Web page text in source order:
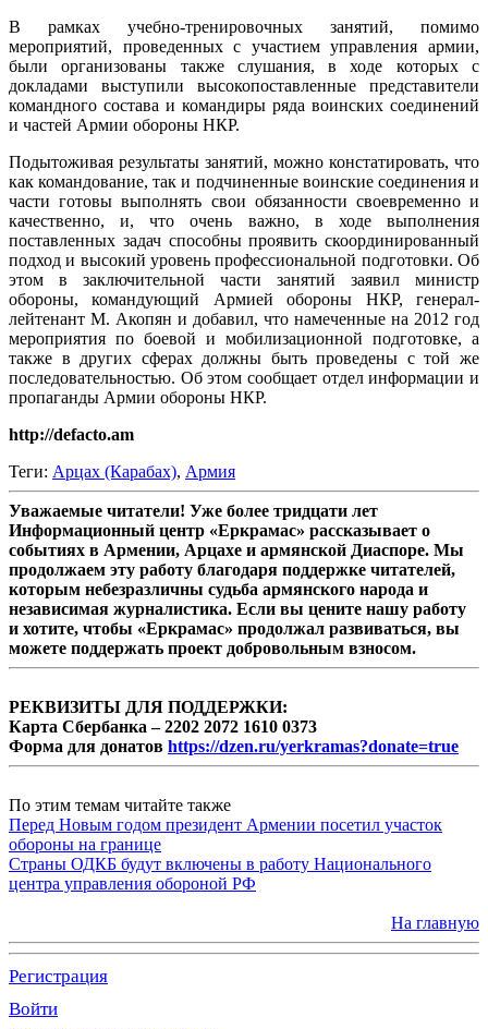
В рамках учебно-тренировочных занятий, помимо
мероприятий, проведенных с участием управления армии,
были организованы также слушания, в ходе которых с
докладами выступили высокопоставленные представители
командного состава и командиры ряда воинских соединений
и частей Армии обороны НКР.
Подытоживая результаты занятий, можно констатировать, что
как командование, так и подчиненные воинские соединения и
части готовы выполнять свои обязанности своевременно и
качественно, и, что очень важно, в ходе выполнения
поставленных задач способны проявить скоординированный
подход и высокий уровень профессиональной подготовки. Об
этом в заключительной части занятий заявил министр
обороны, командующий Армией обороны НКР, генерал-
лейтенант М. Акопян и добавил, что намеченные на 2012 год
мероприятия по боевой и мобилизационной подготовке, а
также в других сферах должны быть проведены с той же
последовательностью. Об этом сообщает отдел информации и
пропаганды Армии обороны НКР.
http://defacto.am
Теги: Арцах (Карабах), Армия
Уважаемые читатели! Уже более тридцати лет
Информационный центр «Еркрамас» рассказывает о
событиях в Армении, Арцахе и армянской Диаспоре. Мы
продолжаем эту работу благодаря поддержке читателей,
которым небезразличны судьба армянского народа и
независимая журналистика. Если вы цените нашу работу
и хотите, чтобы «Еркрамас» продолжал развиваться, вы
можете поддержать проект добровольным взносом.
РЕКВИЗИТЫ ДЛЯ ПОДДЕРЖКИ:
Карта Сбербанка – 2202 2072 1610 0373
Форма для донатов https://dzen.ru/yerkramas?donate=true
По этим темам читайте также
Перед Новым годом президент Армении посетил участок
обороны на границе
Страны ОДКБ будут включены в работу Национального
центра управления обороной РФ
На главную
Регистрация
Войти